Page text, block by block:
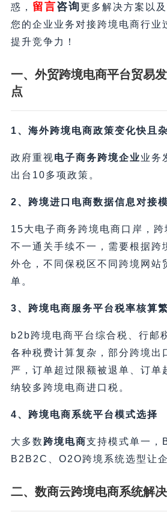
惑， 留言咨询 更多解决方案以
您的企业业务对接跨境电商行业
提升竞争力！
一、外贸跨境电商平台贸易
点
1、海外跨境电商政策变化快且杂
政府重视电子商务跨境企业业务
出台10多项政策。
2、跨境进口电商数据信息对
15大电子商务跨境电商口岸，
不一通关手续不一，需要根据跨
外仓，不同保税区不同跨境网站
单。
3、跨境电商服务平台税率核算
b2b跨境电商平台综合税、行邮
各种税费计算复杂，部分跨境出
严，订单超过限额被退单、订单
纳较多跨境电商进口税。
4、跨境电商系统平台模式选择
大多数 跨境电商支持模式单一，
B2B2C、O2O跨境系统选型让
二、数商云跨境电商系统解